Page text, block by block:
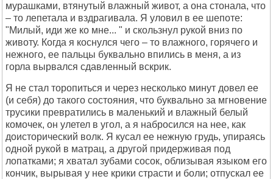
мурашками, втянутый влажный живот, а она стонала, что
– то лепетала и вздрагивала. Я уловил в ее шепоте:
"Милый, иди же ко мне... " и скользнул рукой вниз по
животу. Когда я коснулся чего – то влажного, горячего и
нежного, ее пальцы буквально впились в меня, а из
горла вырвался сдавленный вскрик.
Я не стал торопиться и через несколько минут довел ее
(и себя) до такого состояния, что буквально за мгновение
трусики превратились в маленький и влажный белый
комочек, он улетел в угол, а я набросился на нее, как
доисторический волк. Я кусал ее нежную грудь, упираясь
одной рукой в матрац, а другой придерживая под
лопатками; я хватал зубами сосок, облизывая языком его
кончик, вырывая у нее крики страсти и боли; отпускал ее